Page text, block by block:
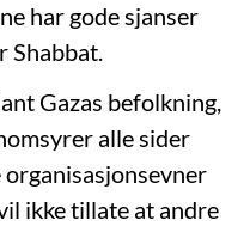
har gode sjanser
Shabbat.
Gazas befolkning,
alle sider
ikke tillate at andre